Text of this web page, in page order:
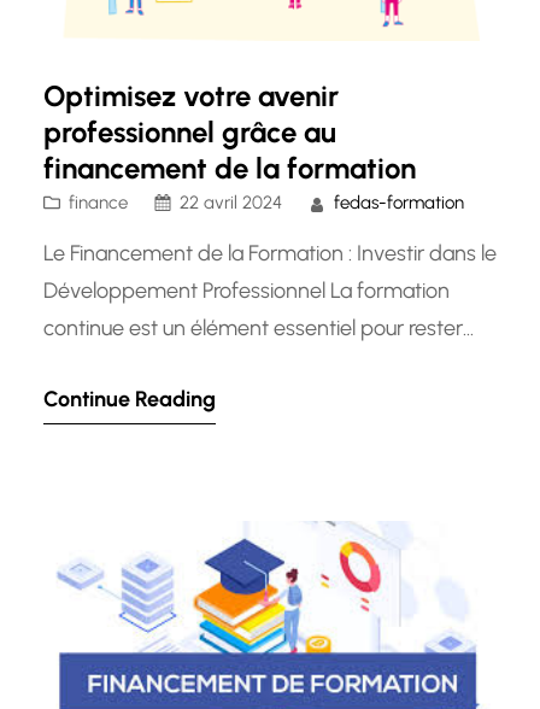
Optimisez votre avenir
professionnel grâce au
financement de la formation
finance 22 avril 2024 fedas-formation
Le Financement de la Formation : Investir dans le
Développement Professionnel La formation
continue est un élément essentiel pour rester
évolution. Que ce soit pour acquérir de nouvelles
avec les dernières tendances de l’industrie,
Continue Reading